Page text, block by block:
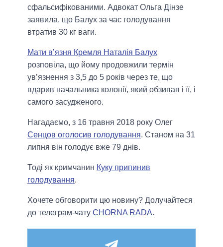
сфальсифікованими. Адвокат Ольга Дінзе
заявила, що Балух за час голодування
втратив 30 кг ваги.
Мати в’язня Кремля Наталія Балух
розповіла, що йому продовжили термін
ув’язнення з 3,5 до 5 років через те, що
вдарив начальника колонії, який обзивав і її, і
самого засудженого.
Нагадаємо, з 16 травня 2018 року Олег
Сенцов оголосив голодування. Станом на 31
липня він голодує вже 79 днів.
Тоді як кримчанин Куку припинив
голодування.
Хочете обговорити цю новину? Долучайтеся
до телеграм-чату CHORNA RADA.